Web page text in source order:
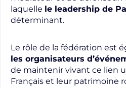
laquelle le leadership de
déterminant.
Le rôle de la fédération est
les organisateurs
de maintenir vivant ce lien
Français et leur patrimoine